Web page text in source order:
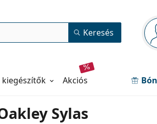
Keresés
kiegészítők akciós
Sylas